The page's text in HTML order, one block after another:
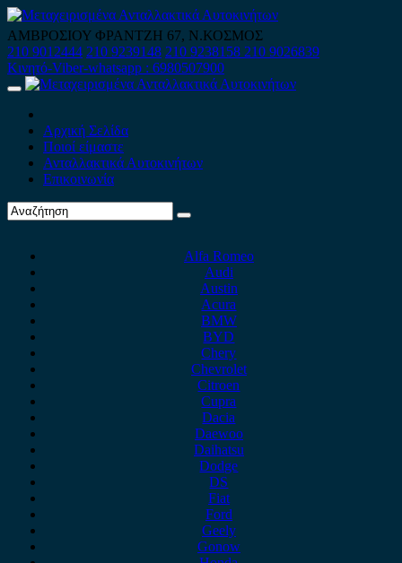
Skip
to
content
ΑΜΒΡΟΣΙΟΥ ΦΡΑΝΤΖΗ 67, Ν.ΚΟΣΜΟΣ
210 9012444 210 9239148 210 9238158 210 9026839
Κινητό-Viber-whatsapp : 6980507900
Primary
Αρχική Σελίδα
Ποιοί είμαστε
Ανταλλακτικά Αυτοκινήτων
Επικοινωνία
Alfa Romeo
Audi
Austin
Acura
BMW
BYD
Chery
Chevrolet
Citroen
Cupra
Dacia
Daewoo
Daihatsu
Dodge
DS
Fiat
Ford
Geely
Gonow